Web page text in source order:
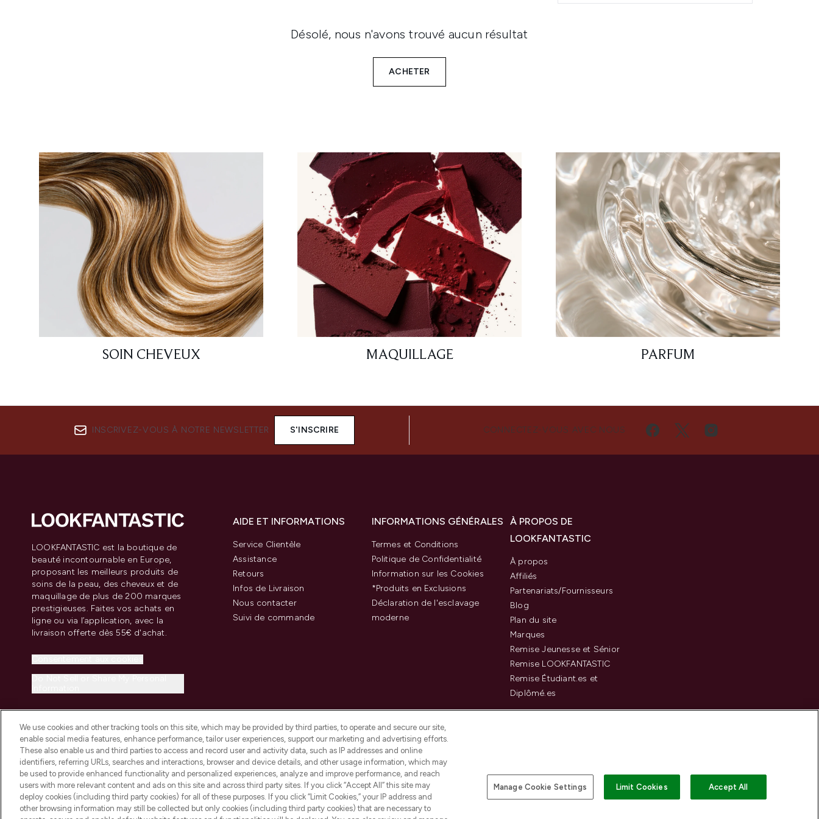
Désolé, nous n'avons trouvé aucun résultat
ACHETER
SOIN CHEVEUX MAQUILLAGE PARFUM
INSCRIVEZ-VOUS À NOTRE NEWSLETTER S'INSCRIRE CONNECTEZ-VOUS AVEC NOUS
LOOKFANTASTIC est la boutique de
beauté incontournable en Europe,
proposant les meilleurs produits de
soins de la peau, des cheveux et de
maquillage de plus de 200 marques
prestigieuses. Faites vos achats en
ligne ou via l’application, avec la
livraison offerte dès 55€ d'achat.
AIDE ET INFORMATIONS
Service Clientèle
Assistance
Retours
Infos de Livraison
Nous contacter
Suivi de commande
INFORMATIONS GÉNÉRALES
Termes et Conditions
Politique de Confidentialité
Information sur les Cookies
*Produits en Exclusions
Déclaration de l'esclavage
moderne
À PROPOS DE
LOOKFANTASTIC
À propos
Affiliés
Partenariats/Fournisseurs
Blog
Plan du site
Marques
Remise Jeunesse et Sénior
Remise LOOKFANTASTIC
Remise Étudiant.es et
Diplômé.es
2026 THG Beauty Europe GmbH Maximilianstrasse 54 80538 Munich Payer en toute sécurité avec
We use cookies and other tracking tools on this site, which may be provided by third parties, to operate and secure our site,
enable social media features, enhance performance, tailor user experiences, support our marketing and advertising efforts.
These also enable us and third parties to access and record user and activity data, such as IP addresses and online
identifiers, referring URLs, searches and interactions, browser and device details, and other usage information, which may
be used to provide enhanced functionality and personalized experiences, analyze and improve performance, and reach
users with more relevant content and ads on this site and across third party sites. If you click “Accept All” this site may
deploy cookies (including third party cookies) for all of these purposes. If you click “Limit Cookies,” your IP address and
other browsing information may still be collected but only cookies (including third party cookies) that are necessary to
Manage Cookie Settings Limit Cookies Accept All